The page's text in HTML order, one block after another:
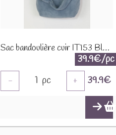
Sac bandoulière cuir IT153 Bleu ciel
39.9€/pc
- 1 pc + 39.9€